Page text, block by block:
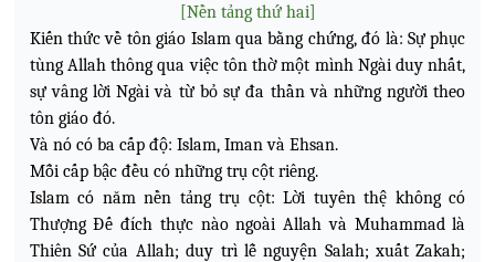
[Nền tảng thứ hai]
Kiến thức về tôn giáo Islam qua bằng chứng, đó là: Sự phục
tùng Allah thông qua việc tôn thờ một mình Ngài duy nhất,
sự vâng lời Ngài và từ bỏ sự đa thần và những người theo
tôn giáo đó.
Và nó có ba cấp độ: Islam, Iman và Ehsan.
Mỗi cấp bậc đều có những trụ cột riêng.
Islam có năm nền tảng trụ cột: Lời tuyên thệ không có
Thượng Đế đích thực nào ngoài Allah và Muhammad là
Thiên Sứ của Allah; duy trì lễ nguyện Salah; xuất Zakah;